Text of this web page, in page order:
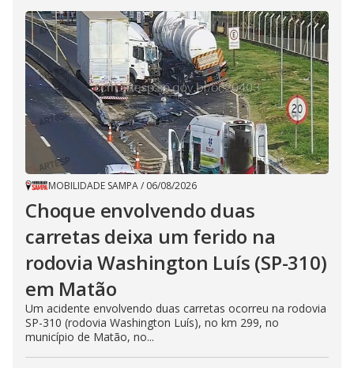
MOBILIDADE SAMPA/ 06/08/2026
Choque envolvendo duas
carretas deixa um ferido na
rodovia Washington Luís (SP-310)
em Matão
Um acidente envolvendo duas carretas ocorreu na rodovia
SP-310 (rodovia Washington Luís), no km 299, no
município de Matão, no...